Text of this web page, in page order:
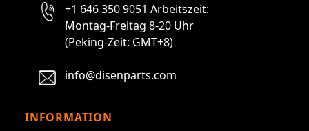
+1 646 350 9051 Arbeitszeit:
Montag-Freitag 8-20 Uhr
(Peking-Zeit: GMT+8)
info@disenparts.com
INFORMATION